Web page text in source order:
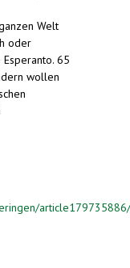
Welt
oder
65
wollen